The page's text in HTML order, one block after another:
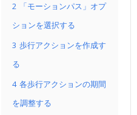
2
「モーションパス」オプ
ションを選択する
3 歩行アクションを作成す
る
4 各歩行アクションの期間
を調整する